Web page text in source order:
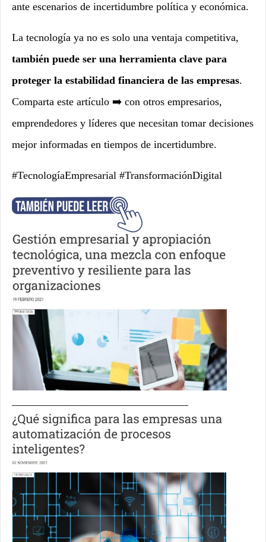
ante escenarios de incertidumbre política y económica.
La tecnología ya no es solo una ventaja competitiva,
también puede ser una herramienta clave para
proteger la estabilidad financiera de las empresas.
Comparta este artículo ➡️ con otros empresarios,
emprendedores y líderes que necesitan tomar decisiones
mejor informadas en tiempos de incertidumbre.
#TecnologíaEmpresarial #TransformaciónDigital